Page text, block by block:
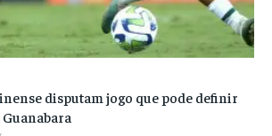
disputam jogo que pode definir